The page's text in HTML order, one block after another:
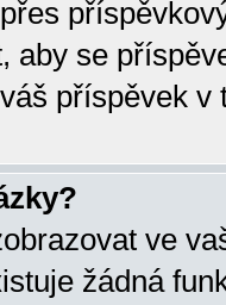
aby se
příspěvek v
ve
žádná